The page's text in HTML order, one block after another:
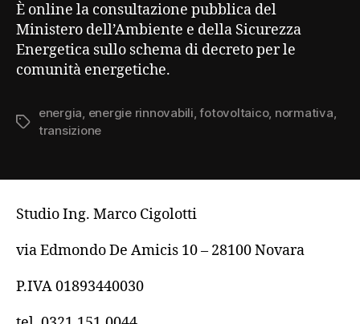
È online la consultazione pubblica del
Ministero dell’Ambiente e della Sicurezza
Energetica sullo schema di decreto per le
comunità energetiche.
Tag
energia, energie rinnovabili,fotovoltaico, normativa,
transizione
Studio Ing. Marco Cigolotti
via Edmondo De Amicis 10 – 28100 Novara
P.IVA 01893440030